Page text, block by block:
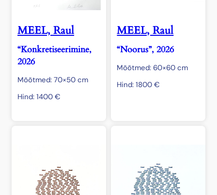
MEEL, Raul
“Konkretiseerimine,
2026
Mõõtmed: 70×50 cm
Hind: 1400 €
MEEL, Raul
“Noorus”, 2026
Mõõtmed: 60×60 cm
Hind:1800€